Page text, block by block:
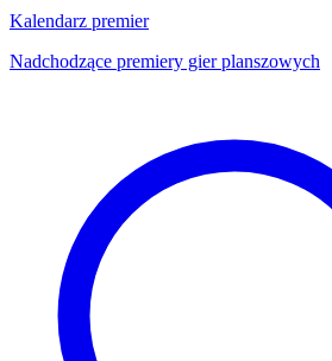
Kalendarz premier
Nadchodzące premiery gier planszowych